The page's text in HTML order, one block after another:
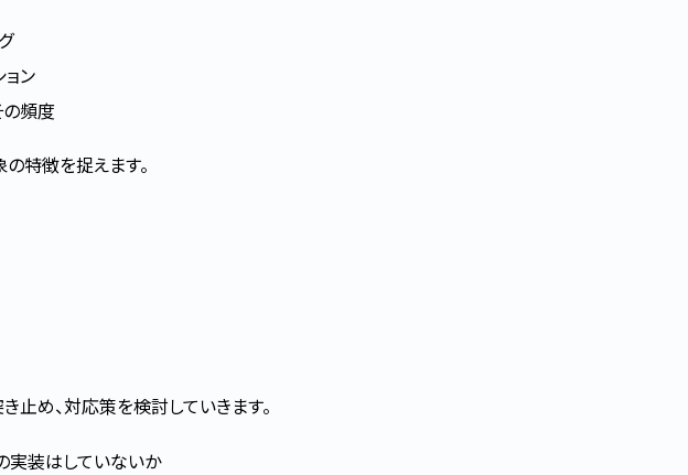
ン
頻度
特徴を捉えます。
め、対応策を検討していきます。
実装はしていないか